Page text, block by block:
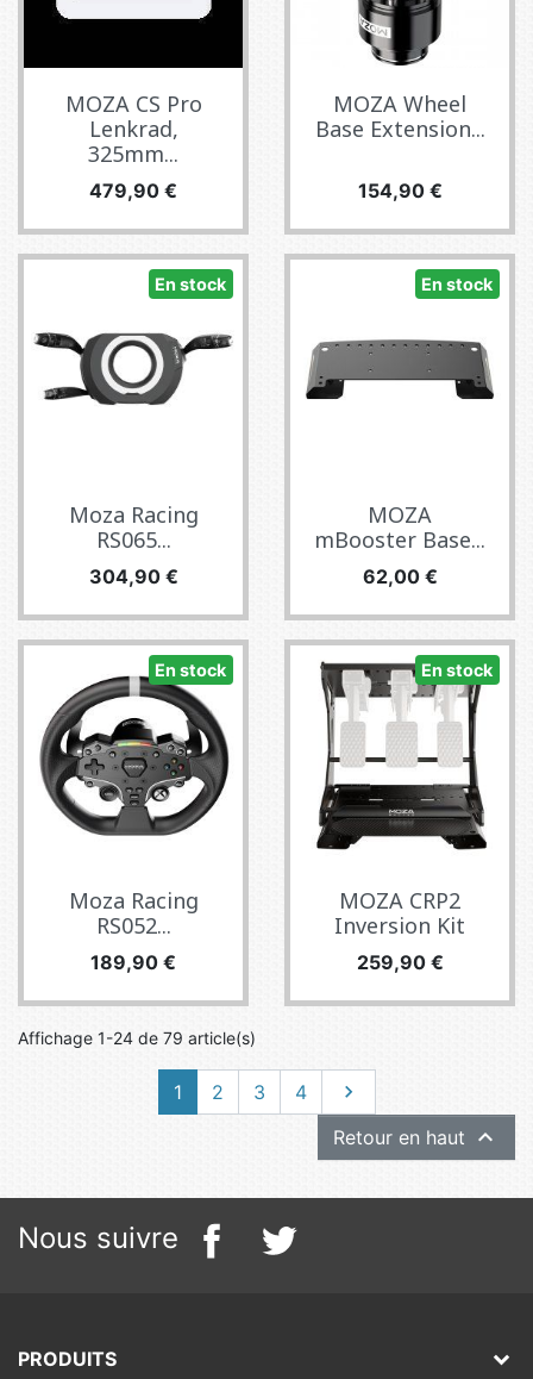
MOZA CS Pro
Lenkrad,
325mm...
Prix
479,90 €
MOZA Wheel
Base Extension...
Prix
154,90 €
En stock
Moza Racing
RS065...
Prix
304,90 €
En stock
MOZA
mBooster Base...
Prix
62,00 €
En stock
Moza Racing
RS052...
Prix
189,90 €
En stock
MOZA CRP2
Inversion Kit
Prix
259,90 €
Affichage 1-24 de 79 article(s)
1 2 3 4 Suivant

Retour en haut 
Nous suivre
PRODUITS